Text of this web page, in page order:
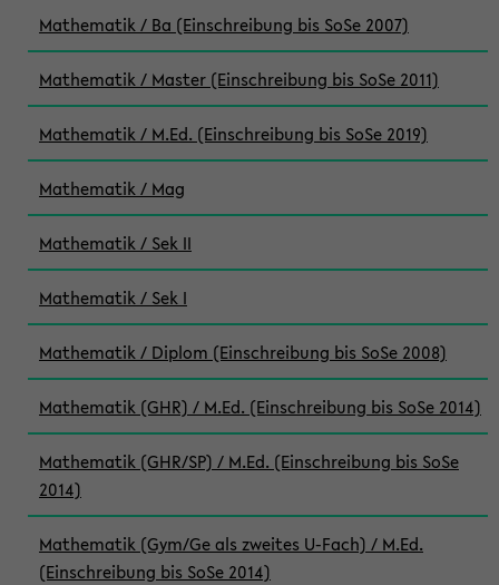
Mathematik / Ba (Einschreibung bis SoSe 2007)
Mathematik / Master (Einschreibung bis SoSe 2011)
Mathematik / M.Ed. (Einschreibung bis SoSe 2019)
Mathematik / Mag
Mathematik / Sek II
Mathematik / Sek I
Mathematik / Diplom (Einschreibung bis SoSe 2008)
Mathematik (GHR) / M.Ed. (Einschreibung bis SoSe 2014)
Mathematik (GHR/SP) / M.Ed. (Einschreibung bis SoSe
2014)
Mathematik (Gym/Ge als zweites U-Fach) / M.Ed.
(Einschreibung bis SoSe 2014)